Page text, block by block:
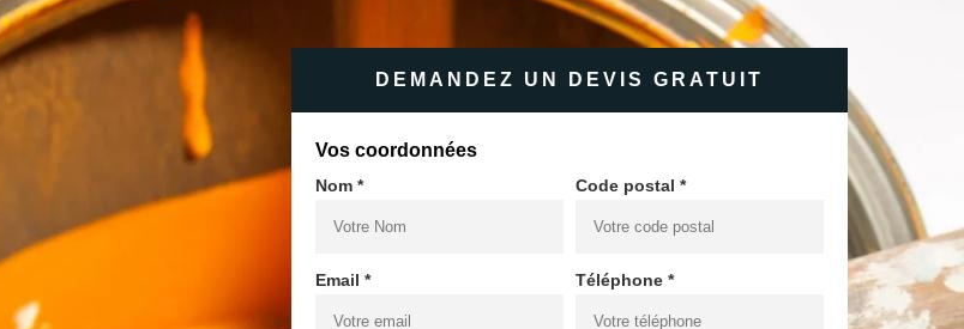
DEMANDEZ UN DEVIS GRATUIT
Vos coordonnées
Nom * Code postal *
Email * Téléphone *